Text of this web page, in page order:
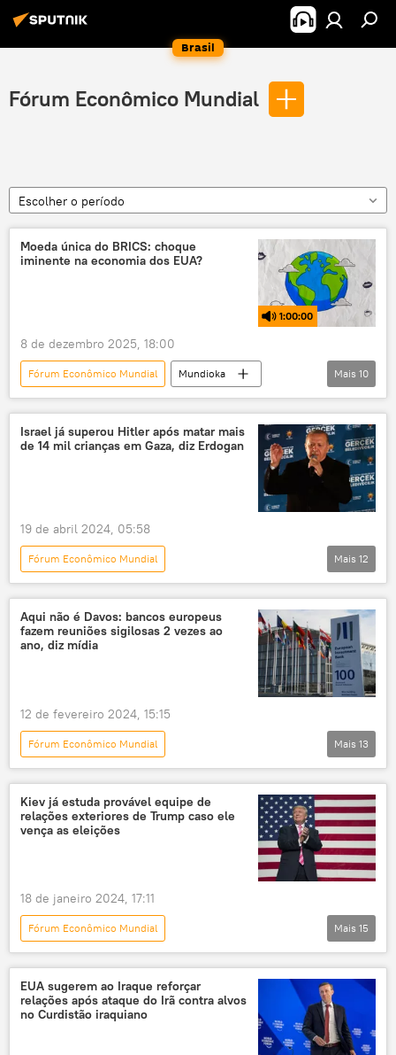
Brasil
Fórum Econômico Mundial
Escolher o período
Moeda única do BRICS: choque
iminente na economia dos EUA?
1:00:00
8 de dezembro 2025, 18:00
Fórum Econômico Mundial
Mundioka
Economia
BRICS
desdolarização
rádio
podcast
moeda comum
Estados Unidos
China
Índia
Mais 10
Israel já superou Hitler após matar mais
de 14 mil crianças em Gaza, diz Erdogan
19 de abril 2024, 05:58
Fórum Econômico Mundial
Panorama internacional
Oriente Médio e África
Adolf Hitler
Recep Tayyip Erdogan
Faixa de Gaza
Suíça
Hamas
Mais 12
Aqui não é Davos: bancos europeus
fazem reuniões sigilosas 2 vezes ao
ano, diz mídia
12 de fevereiro 2024, 15:15
Fórum Econômico Mundial
Panorama internacional
Europa
Dmitry Medvedev
Recep Tayyip Erdogan
Davos
Credit Suisse
elite política
bancos
reuniões
Economia
Mais 13
Kiev já estuda provável equipe de
relações exteriores de Trump caso ele
vença as eleições
18 de janeiro 2024, 17:11
Fórum Econômico Mundial
Panorama internacional
Rússia
Donald Trump
Dmitry Kuleba
Vladimir Zelensky
Kiev
Ucrânia
Mais 15
EUA sugerem ao Iraque reforçar
relações após ataque do Irã contra alvos
no Curdistão iraquiano